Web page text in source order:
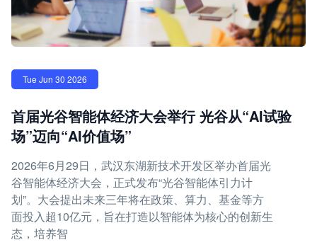
Tue Jun 30 2026
首届光谷智能体经济大会举行 光谷从“AI试验
场”迈向“AI价值场”
2026年6月29日，武汉东湖新技术开发区举办首届光
谷智能体经济大会，正式发布“光谷智能体引力计
划”。大会提出未来三年将在政策、算力、基金等方
面投入超10亿元，旨在打造以智能体为核心的创新生
态，培养智